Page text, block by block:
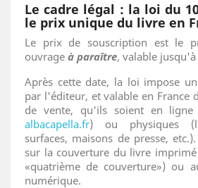
Le cadre légal : la loi du
le prix unique du livre en
Le prix de souscription est le
ouvrage à paraître, valable
Après cette date, la loi impose un
par l'éditeur, et valable en France
de vente, qu'ils soient en ligne
albacapella.fr) ou physiques
surfaces, maisons de presse,
sur la couverture du livre
«quatrième de couverture») ou
numérique.